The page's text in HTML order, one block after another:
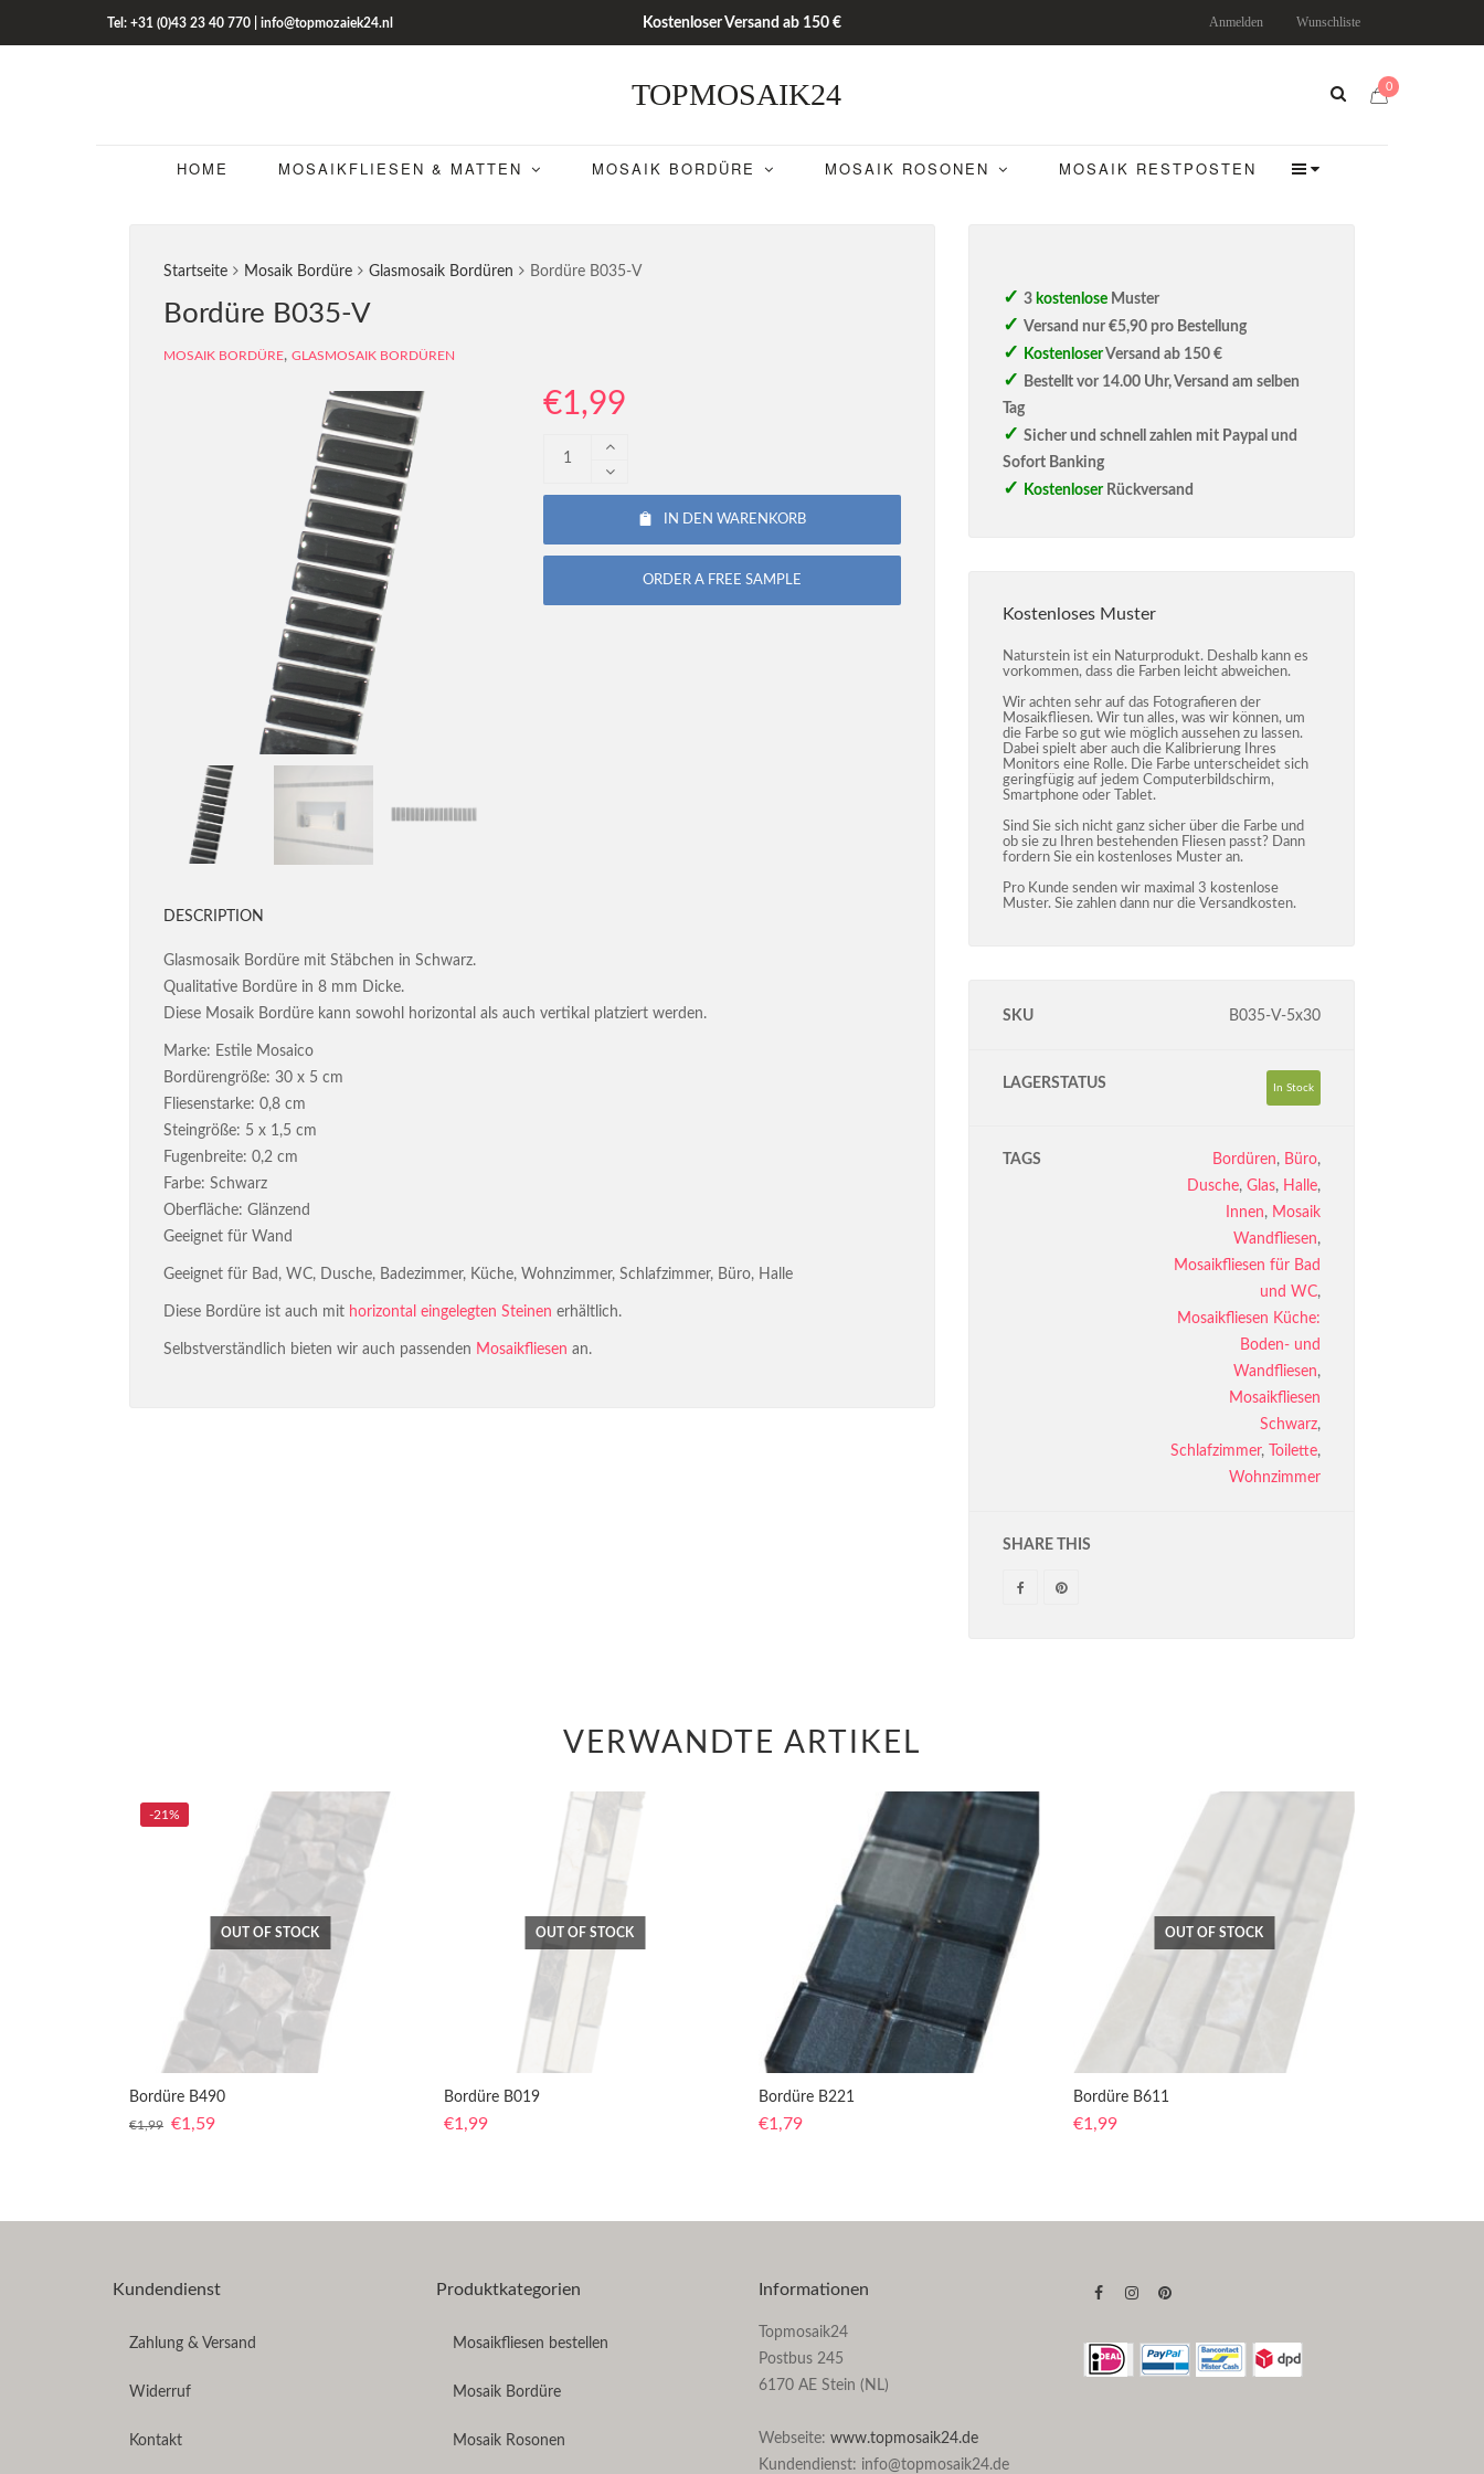
Tel: +31 (0)43 23 40 770 | info@topmozaiek24.nl Kostenloser Versand ab 150 € Anmelden Wunschliste
TOPMOSAIK24 0
HOME MOSAIKFLIESEN & MATTEN MOSAIK BORDÜRE MOSAIK ROSONEN MOSAIK RESTPOSTEN
Startseite Mosaik Bordüre Glasmosaik Bordüren Bordüre B035-V
Bordüre B035-V
MOSAIK BORDÜRE, GLASMOSAIK BORDÜREN
€1,99
IN DEN WARENKORB
ORDER A FREE SAMPLE
DESCRIPTION
Glasmosaik Bordüre mit Stäbchen in Schwarz.
Qualitative Bordüre in 8 mm Dicke.
Diese Mosaik Bordüre kann sowohl horizontal als auch vertikal platziert werden.
Marke: Estile Mosaico
Bordürengröße: 30 x 5 cm
Fliesenstarke: 0,8 cm
Steingröße: 5 x 1,5 cm
Fugenbreite: 0,2 cm
Farbe: Schwarz
Oberfläche: Glänzend
Geeignet für Wand
Geeignet für Bad, WC, Dusche, Badezimmer, Küche, Wohnzimmer, Schlafzimmer, Büro, Halle
Diese Bordüre ist auch mit horizontal eingelegten Steinen erhältlich.
Selbstverständlich bieten wir auch passenden Mosaikfliesen an.
3 kostenlose Muster
Versand nur €5,90 pro Bestellung
KostenloserVersand ab 150 €
Bestellt vor 14.00 Uhr, Versand am selben
Tag
Sicher und schnell zahlen mit Paypal und
Sofort Banking
KostenloserRückversand
Kostenloses Muster
Naturstein ist ein Naturprodukt. Deshalb kann es
vorkommen, dass die Farben leicht abweichen.
Wir achten sehr auf das Fotografieren der
Mosaikfliesen. Wir tun alles, was wir können, um
die Farbe so gut wie möglich aussehen zu lassen.
Dabei spielt aber auch die Kalibrierung Ihres
Monitors eine Rolle. Die Farbe unterscheidet sich
geringfügig auf jedem Computerbildschirm,
Smartphone oder Tablet.
Sind Sie sich nicht ganz sicher über die Farbe und
ob sie zu Ihren bestehenden Fliesen passt? Dann
fordern Sie ein kostenloses Muster an.
Pro Kunde senden wir maximal 3 kostenlose
Muster. Sie zahlen dann nur die Versandkosten.
SKU B035-V-5x30
LAGERSTATUS In Stock
TAGS Bordüren, Büro,
Dusche, Glas, Halle,
Innen, Mosaik
Wandfliesen,
Mosaikfliesen für Bad
und WC,
Mosaikfliesen Küche:
Boden- und
Wandfliesen,
Mosaikfliesen
Schwarz,
Schlafzimmer, Toilette,
Wohnzimmer
SHARE THIS
VERWANDTE ARTIKEL
-21%
OUT OF STOCK
Bordüre B490
€1,99 €1,59
OUT OF STOCK
Bordüre B019
€1,99
Bordüre B221
€1,79
OUT OF STOCK
Bordüre B611
€1,99
Kundendienst
Zahlung & Versand
Widerruf
Kontakt
Produktkategorien
Mosaikfliesen bestellen
Mosaik Bordüre
Mosaik Rosonen
Informationen
Topmosaik24
Postbus 245
6170 AE Stein (NL)
Webseite: www.topmosaik24.de
Kundendienst: info@topmosaik24.de